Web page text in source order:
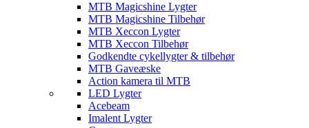
MTB Magicshine Lygter
MTB Magicshine Tilbehør
MTB Xeccon Lygter
MTB Xeccon Tilbehør
Godkendte cykellygter & tilbehør
MTB Gaveæske
Action kamera til MTB
LED Lygter
Acebeam
Imalent Lygter